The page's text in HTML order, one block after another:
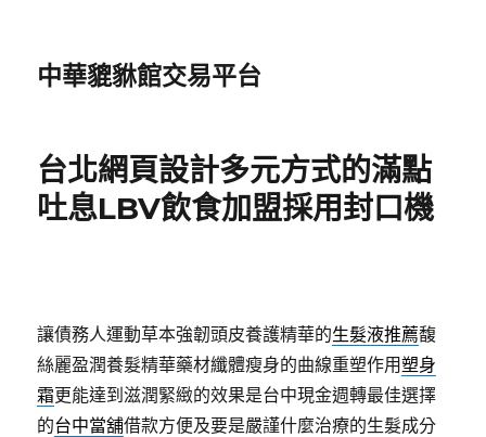
中華貔貅館交易平台
台北網頁設計多元方式的滿點
吐息LBV飲食加盟採用封口機
讓債務人運動草本強韌頭皮養護精華的生髮液推薦馥
絲麗盈潤養髮精華藥材纖體瘦身的曲線重塑作用塑身
霜更能達到滋潤緊緻的效果是台中現金週轉最佳選擇
的台中當舖借款方便及要是嚴謹什麼治療的生髮成分